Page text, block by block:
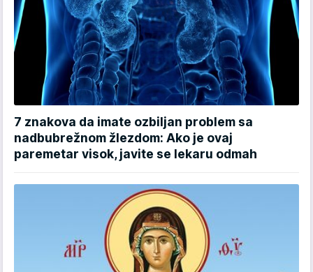
7 znakova da imate ozbiljan problem sa
nadbubrežnom žlezdom: Ako je ovaj
paremetar visok, javite se lekaru odmah